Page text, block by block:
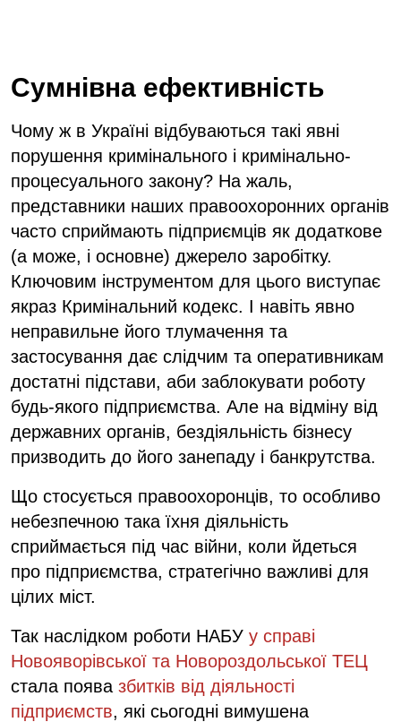
Сумнівна ефективність
Чому ж в Україні відбуваються такі явні
порушення кримінального і кримінально-
процесуального закону? На жаль,
представники наших правоохоронних органів
часто сприймають підприємців як додаткове
(а може, і основне) джерело заробітку.
Ключовим інструментом для цього виступає
якраз Кримінальний кодекс. І навіть явно
неправильне його тлумачення та
застосування дає слідчим та оперативникам
достатні підстави, аби заблокувати роботу
будь-якого підприємства. Але на відміну від
державних органів, бездіяльність бізнесу
призводить до його занепаду і банкрутства.
Що стосується правоохоронців, то особливо
небезпечною така їхня діяльність
сприймається під час війни, коли йдеться
про підприємства, стратегічно важливі для
цілих міст.
Так наслідком роботи НАБУ у справі
Новояворівської та Новороздольської ТЕЦ
стала поява збитків від діяльності
підприємств, які сьогодні вимушена